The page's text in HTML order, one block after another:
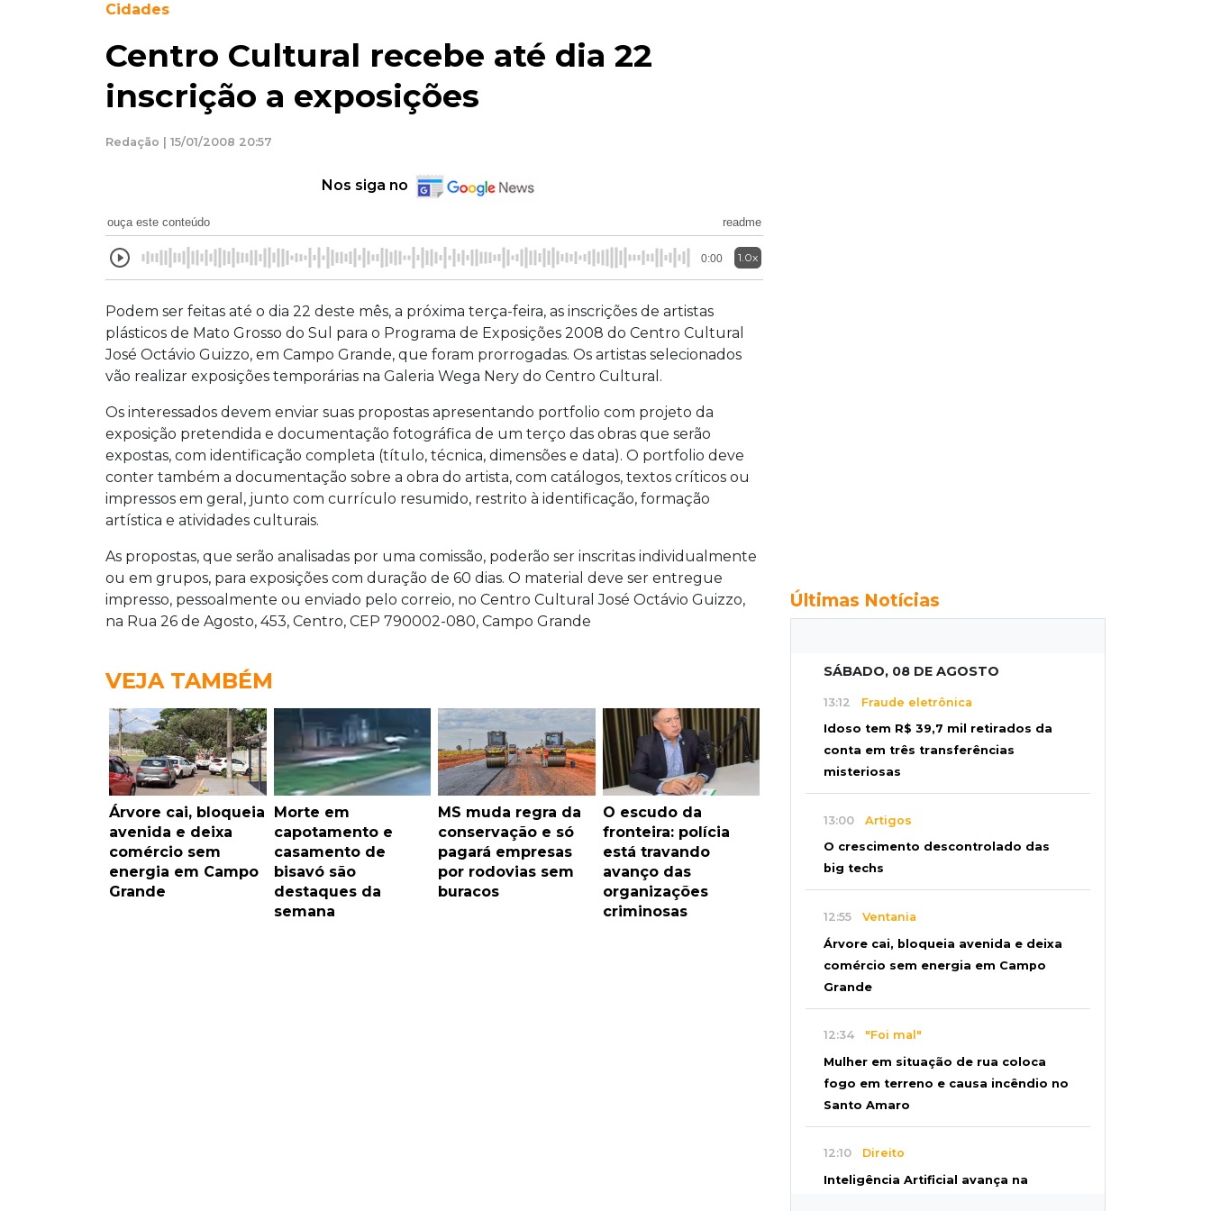
Cidades
Centro Cultural recebe até dia 22
inscrição a exposições
Redação | 15/01/2008 20:57
Nos siga no
ouça este conteúdo readme
0:00 1.0x
Podem ser feitas até o dia 22 deste mês, a próxima terça-feira, as inscrições de artistas
plásticos de Mato Grosso do Sul para o Programa de Exposições 2008 do Centro Cultural
José Octávio Guizzo, em Campo Grande, que foram prorrogadas. Os artistas selecionados
vão realizar exposições temporárias na Galeria Wega Nery do Centro Cultural.
Os interessados devem enviar suas propostas apresentando portfolio com projeto da
exposição pretendida e documentação fotográfica de um terço das obras que serão
expostas, com identificação completa (título, técnica, dimensões e data). O portfolio deve
conter também a documentação sobre a obra do artista, com catálogos, textos críticos ou
impressos em geral, junto com currículo resumido, restrito à identificação, formação
artística e atividades culturais.
As propostas, que serão analisadas por uma comissão, poderão ser inscritas individualmente
ou em grupos, para exposições com duração de 60 dias. O material deve ser entregue
impresso, pessoalmente ou enviado pelo correio, no Centro Cultural José Octávio Guizzo,
na Rua 26 de Agosto, 453, Centro, CEP 790002-080, Campo Grande
VEJA TAMBÉM
Árvore cai, bloqueia
avenida e deixa
comércio sem
energia em Campo
Grande
Morte em
capotamento e
casamento de
bisavó são
destaques da
semana
MS muda regra da
conservação e só
pagará empresas
por rodovias sem
buracos
O escudo da
fronteira: polícia
está travando
avanço das
organizações
criminosas
Últimas Notícias
SÁBADO, 08 DE AGOSTO
13:12 Fraude eletrônica
Idoso tem R$ 39,7 mil retirados da
conta em três transferências
misteriosas
13:00 Artigos
O crescimento descontrolado das
big techs
12:55 Ventania
Árvore cai, bloqueia avenida e deixa
comércio sem energia em Campo
Grande
12:34 "Foi mal"
Mulher em situação de rua coloca
fogo em terreno e causa incêndio no
Santo Amaro
12:10 Direito
Inteligência Artificial avança na